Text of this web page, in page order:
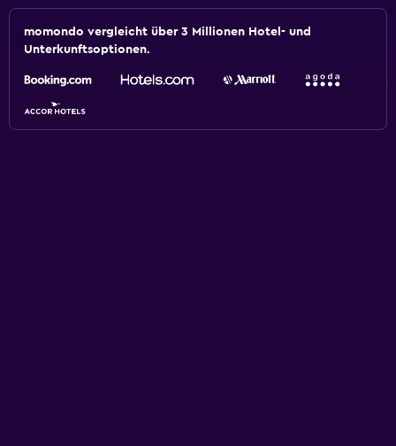
momondo vergleicht über 3 Millionen Hotel- und
Unterkunftsoptionen.